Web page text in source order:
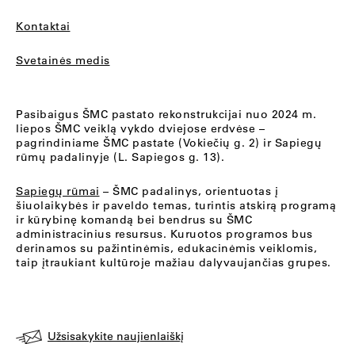
Kontaktai
Svetainės medis
Pasibaigus ŠMC pastato rekonstrukcijai nuo 2024 m.
liepos ŠMC veiklą vykdo dviejose erdvėse –
pagrindiniame ŠMC pastate (Vokiečių g. 2) ir Sapiegų
rūmų padalinyje (L. Sapiegos g. 13).
Sapiegų rūmai – ŠMC padalinys, orientuotas į
šiuolaikybės ir paveldo temas, turintis atskirą programą
ir kūrybinę komandą bei bendrus su ŠMC
administracinius resursus. Kuruotos programos bus
derinamos su pažintinėmis, edukacinėmis veiklomis,
taip įtraukiant kultūroje mažiau dalyvaujančias grupes.
Užsisakykite naujienlaiškį